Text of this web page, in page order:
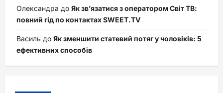
Олександра до Як зв’язатися з оператором Світ ТВ:
повний гід по контактах SWEET.TV
Василь до Як зменшити статевий потяг у чоловіків: 5
ефективних способів